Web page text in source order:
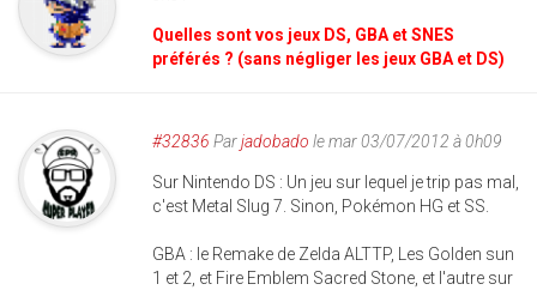
Quelles sont vos jeux DS, GBA et SNES
préférés ? (sans négliger les jeux GBA et DS)
#32836 Parjadobado le mar 03/07/2012 à 0h09
Sur Nintendo DS : Un jeu sur lequel je trip pas mal,
c'est Metal Slug 7. Sinon, Pokémon HG et SS.
GBA : le Remake de Zelda ALTTP, Les Golden sun
1 et 2, et Fire Emblem Sacred Stone, et l'autre sur